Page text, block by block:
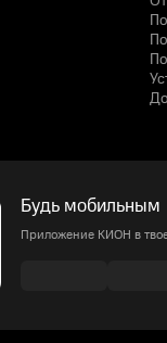
Будь мобильным
Приложение КИОН в